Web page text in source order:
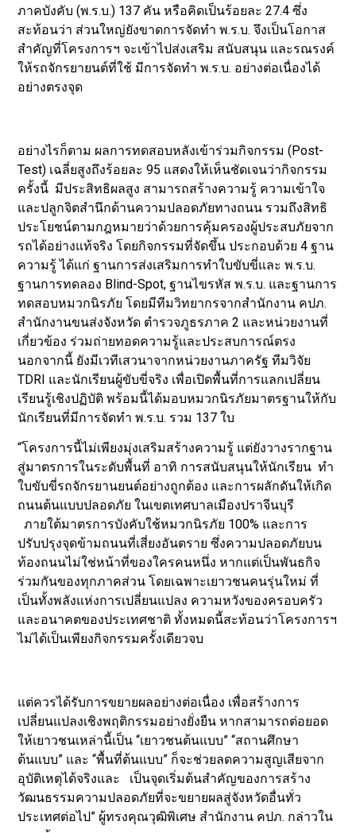
ภาคบังคับ (พ.ร.บ.) 137 คัน หรือคิดเป็นร้อยละ 27.4 ซึ่ง
สะท้อนว่า ส่วนใหญ่ยังขาดการจัดทำ พ.ร.บ. จึงเป็นโอกาส
สำคัญที่โครงการฯ จะเข้าไปส่งเสริม สนับสนุน และรณรงค์
ให้รถจักรยายนต์ที่ใช้ มีการจัดทำ พ.ร.บ. อย่างต่อเนื่องได้
อย่างตรงจุด
อย่างไรก็ตาม ผลการทดสอบหลังเข้าร่วมกิจกรรม (Post-
Test) เฉลี่ยสูงถึงร้อยละ 95 แสดงให้เห็นชัดเจนว่ากิจกรรม
ครั้งนี้ มีประสิทธิผลสูง สามารถสร้างความรู้ ความเข้าใจ
และปลูกจิตสำนึกด้านความปลอดภัยทางถนน รวมถึงสิทธิ
ประโยชน์ตามกฎหมายว่าด้วยการคุ้มครองผู้ประสบภัยจาก
รถได้อย่างแท้จริง โดยกิจกรรมที่จัดขึ้น ประกอบด้วย 4 ฐาน
ความรู้ ได้แก่ ฐานการส่งเสริมการทำใบขับขี่และ พ.ร.บ.
ฐานการทดลอง Blind-Spot, ฐานไขรหัส พ.ร.บ. และฐานการ
ทดสอบหมวกนิรภัย โดยมีทีมวิทยากรจากสำนักงาน คปภ.
สำนักงานขนส่งจังหวัด ตำรวจภูธรภาค 2 และหน่วยงานที่
เกี่ยวข้อง ร่วมถ่ายทอดความรู้และประสบการณ์ตรง
นอกจากนี้ ยังมีเวทีเสวนาจากหน่วยงานภาครัฐ ทีมวิจัย
TDRI และนักเรียนผู้ขับขี่จริง เพื่อเปิดพื้นที่การแลกเปลี่ยน
เรียนรู้เชิงปฏิบัติ พร้อมนี้ได้มอบหมวกนิรภัยมาตรฐานให้กับ
นักเรียนที่มีการจัดทำ พ.ร.บ. รวม 137 ใบ
“โครงการนี้ไม่เพียงมุ่งเสริมสร้างความรู้ แต่ยังวางรากฐาน
สู่มาตรการในระดับพื้นที่ อาทิ การสนับสนุนให้นักเรียน ทำ
ใบขับขี่รถจักรยานยนต์อย่างถูกต้อง และการผลักดันให้เกิด
ถนนต้นแบบปลอดภัย ในเขตเทศบาลเมืองปราจีนบุรี
ภายใต้มาตรการบังคับใช้หมวกนิรภัย 100% และการ
ปรับปรุงจุดข้ามถนนที่เสี่ยงอันตราย ซึ่งความปลอดภัยบน
ท้องถนนไม่ใช่หน้าที่ของใครคนหนึ่ง หากแต่เป็นพันธกิจ
ร่วมกันของทุกภาคส่วน โดยเฉพาะเยาวชนคนรุ่นใหม่ ที่
เป็นทั้งพลังแห่งการเปลี่ยนแปลง ความหวังของครอบครัว
และอนาคตของประเทศชาติ ทั้งหมดนี้สะท้อนว่าโครงการฯ
ไม่ได้เป็นเพียงกิจกรรมครั้งเดียวจบ
แต่ควรได้รับการขยายผลอย่างต่อเนื่อง เพื่อสร้างการ
เปลี่ยนแปลงเชิงพฤติกรรมอย่างยั่งยืน หากสามารถต่อยอด
ให้เยาวชนเหล่านี้เป็น “เยาวชนต้นแบบ” “สถานศึกษา
ต้นแบบ” และ “พื้นที่ต้นแบบ” ก็จะช่วยลดความสูญเสียจาก
อุบัติเหตุได้จริงและ เป็นจุดเริ่มต้นสำคัญของการสร้าง
วัฒนธรรมความปลอดภัยที่จะขยายผลสู่จังหวัดอื่นทั่ว
ประเทศต่อไป” ผู้ทรงคุณวุฒิพิเศษ สำนักงาน คปภ. กล่าวใน